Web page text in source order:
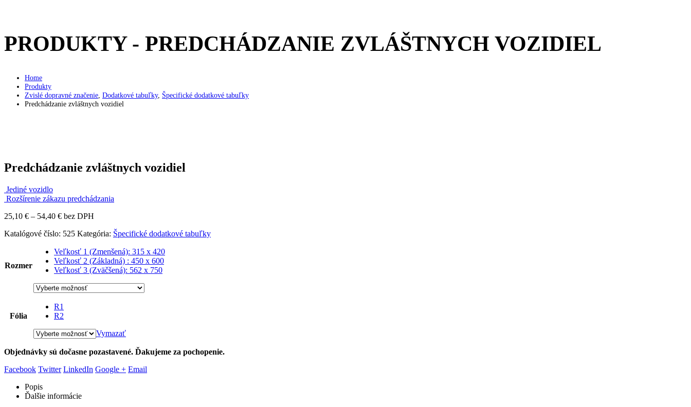
PRODUKTY - PREDCHÁDZANIE ZVLÁŠTNYCH VOZIDIEL
Home
Produkty
Zvislé dopravné značenie Dodatkové tabuľky, Špecifické dodatkové tabuľky
Predchádzanie zvláštnych vozidiel
Predchádzanie zvláštnych vozidiel
Jediné vozidlo
Rozšírenie zákazu predchádzania
25,10 € – 54,40 €Price
25,10 €
54,40 €
bez DPH
Katalógové číslo: 525 Kategória: Špecifické dodatkové tabuľky
Rozmer
Veľkosť 1 (Zmenšená): 315 x 420
Veľkosť 2 (Základná) : 450 x 600
Veľkosť 3 (Zväčšená): 562 x 750
Fólia
R1
R2
Vymazať
Objednávky sú dočasne pozastavené. Ďakujeme za pochopenie.
Facebook Twitter LinkedIn Google + Email
Popis
Ďalšie informácie